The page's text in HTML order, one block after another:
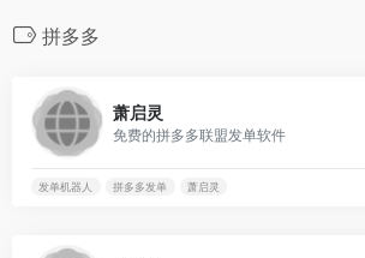
拼多多
萧启灵
免费的拼多多联盟发单软件
发单机器人 拼多多发单 萧启灵